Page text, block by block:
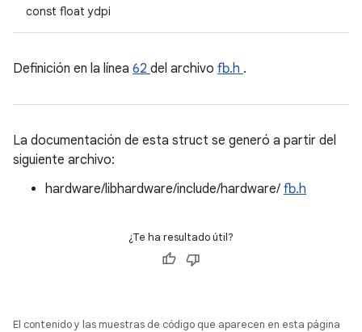
const float ydpi
Definición en la línea 62 del archivo fb.h .
La documentación de esta struct se generó a partir del
siguiente archivo:
hardware/libhardware/include/hardware/ fb.h
¿Te ha resultado útil?
El contenido y las muestras de código que aparecen en esta página